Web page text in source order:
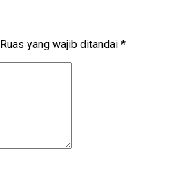
Ruas yang wajib ditandai *